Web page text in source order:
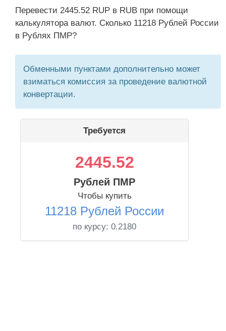
Перевести 2445.52 RUP в RUB при помощи
калькулятора валют. Сколько 11218 Рублей России
в Рублях ПМР?
Обменными пунктами дополнительно может
взиматься комиссия за проведение валютной
конвертации.
Требуется
2445.52
Рублей ПМР
Чтобы купить
11218 Рублей России
по курсу: 0.2180